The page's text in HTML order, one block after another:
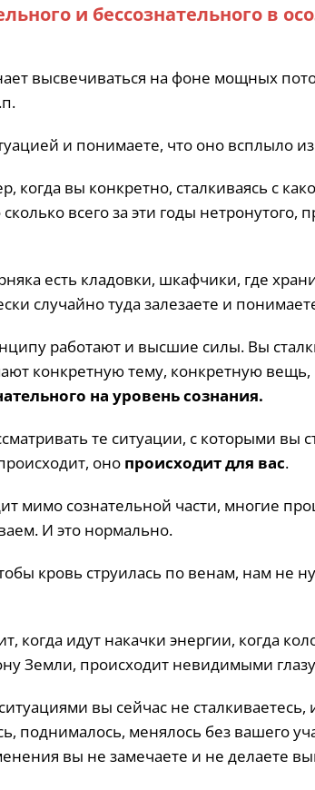
и бессознательного в
высвечиваться на фоне мощных
и понимаете, что оно всплыло
когда вы конкретно, сталкиваясь с
сколько всего за эти годы нетронутого,
есть кладовки, шкафчики, где
случайно туда залезаете и
работают и высшие силы. Вы
конкретную тему, конкретную
на уровень сознания.
те ситуации, с которыми вы
оно происходит для вас.
мимо сознательной части, многие
И это нормально.
кровь струилась по венам, нам не
когда идут накачки энергии, когда
Земли, происходит невидимыми
вы сейчас не
поднималось, менялось без вашего
вы не замечаете и не делаете